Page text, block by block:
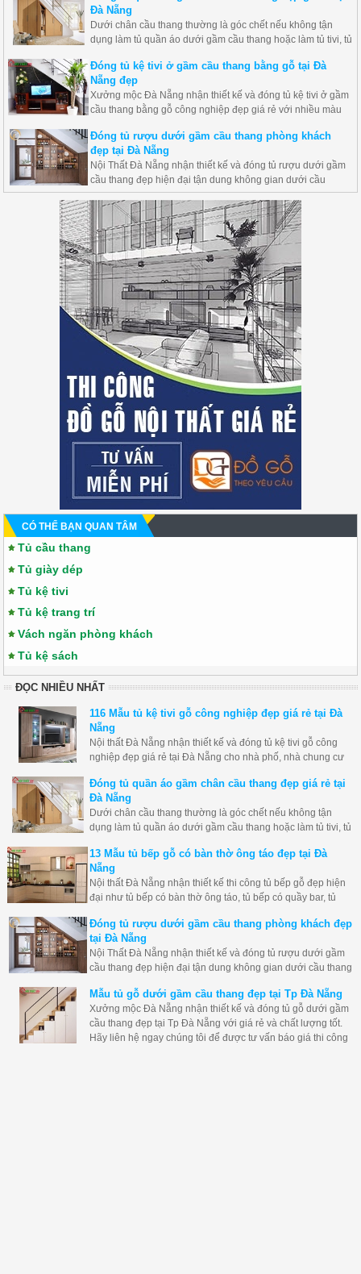
Đà Nẵng
Dưới chân cầu thang thường là góc chết nếu không tận
dụng làm tủ quần áo dưới gầm cầu thang hoặc làm tủ tivi, tủ
mình, Nội thất Đà Nẵng nhận thiết kế và đóng tủ dưới chân
cầu thang đẹp giá rẻ hãy liên hệ ngay nhé.
Đóng tủ kệ tivi ở gầm cầu thang bằng gỗ tại Đà
Nẵng đẹp
Xưởng mộc Đà Nẵng nhận thiết kế và đóng tủ kệ tivi ở gầm
cầu thang bằng gỗ công nghiệp đẹp giá rẻ với nhiều màu
tư vấn thi công tủ kệ gỗ ở gầm cầu thang bạn nhé.
Đóng tủ rượu dưới gầm cầu thang phòng khách
đẹp tại Đà Nẵng
Nội Thất Đà Nẵng nhận thiết kế và đóng tủ rượu dưới gầm
cầu thang đẹp hiện đại tận dung không gian dưới cầu
thang một cách tốt nhất. Hãy liên hệ ngay xưởng mộc đà
nẵng để đóng tủ cầu thang cho bạn nhé.
CÓ THỂ BẠN QUAN TÂM
Tủ cầu thang
Tủ giày dép
Tủ kệ tivi
Tủ kệ trang trí
Vách ngăn phòng khách
Tủ kệ sách
ĐỌC NHIỀU NHẤT
116 Mẫu tủ kệ tivi gỗ công nghiệp đẹp giá rẻ tại Đà
Nẵng
Nội thất Đà Nẵng nhận thiết kế và đóng tủ kệ tivi gỗ công
nghiệp đẹp giá rẻ tại Đà Nẵng cho nhà phố, nhà chung cư
hợp 116 mẫu tủ kệ tivi gỗ công nghiệp đẹp và hiện đại nhất.
Đóng tủ quần áo gầm chân cầu thang đẹp giá rẻ tại
Đà Nẵng
Dưới chân cầu thang thường là góc chết nếu không tận
dụng làm tủ quần áo dưới gầm cầu thang hoặc làm tủ tivi, tủ
mình, Nội thất Đà Nẵng nhận thiết kế và đóng tủ dưới chân
cầu thang đẹp giá rẻ hãy liên hệ ngay nhé.
13 Mẫu tủ bếp gỗ có bàn thờ ông táo đẹp tại Đà
Nẵng
Nội thất Đà Nẵng nhận thiết kế thi công tủ bếp gỗ đẹp hiện
đại như tủ bếp có bàn thờ ông táo, tủ bếp có quầy bar, tủ
nhất.
Đóng tủ rượu dưới gầm cầu thang phòng khách đẹp
tại Đà Nẵng
Nội Thất Đà Nẵng nhận thiết kế và đóng tủ rượu dưới gầm
cầu thang đẹp hiện đại tận dung không gian dưới cầu thang
đóng tủ cầu thang cho bạn nhé.
Mẫu tủ gỗ dưới gầm cầu thang đẹp tại Tp Đà Nẵng
Xưởng mộc Đà Nẵng nhận thiết kế và đóng tủ gỗ dưới gầm
cầu thang đẹp tại Tp Đà Nẵng với giá rẻ và chất lượng tốt.
Hãy liên hệ ngay chúng tôi để được tư vấn báo giá thi công